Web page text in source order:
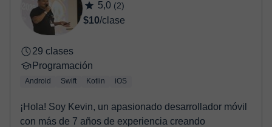
5,0 (2)
$10/clase
29 clases
Programación
Android Swift Kotlin iOS
¡Hola! Soy Kevin, un apasionado desarrollador móvil
con más de 7 años de experiencia creando